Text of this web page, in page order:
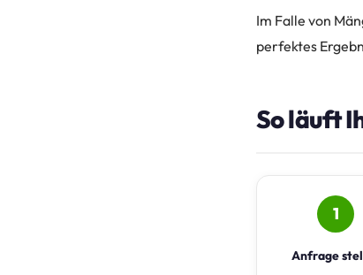
Im Falle von
perfektes
So läuft
1
Anfrage